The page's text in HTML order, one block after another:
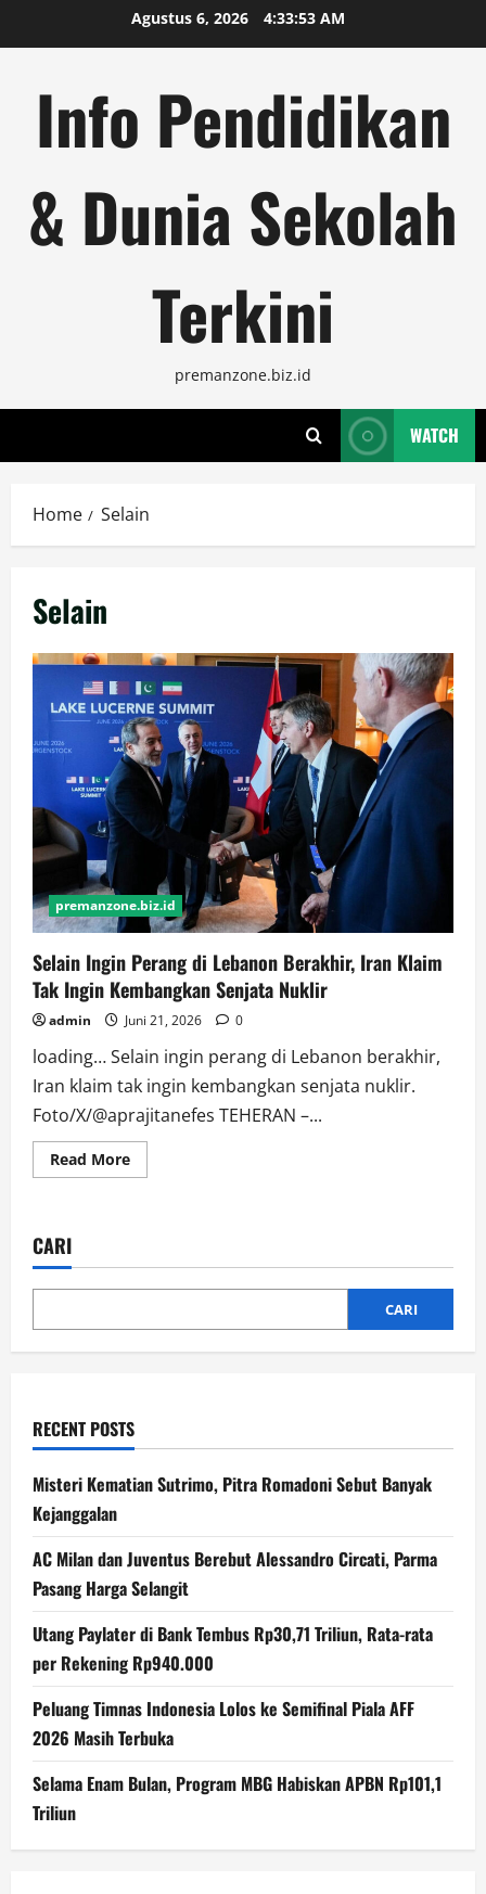
to
Agustus 6, 2026 4:33:53 AM
Info Pendidikan
& Dunia Sekolah
Terkini
premanzone.biz.id
WATCH
Home Selain
Selain
premanzone.biz.id
Selain Ingin Perang di Lebanon Berakhir, Iran Klaim
Tak Ingin Kembangkan Senjata Nuklir
admin Juni 21, 2026 0
loading… Selain ingin perang di Lebanon berakhir,
Iran klaim tak ingin kembangkan senjata nuklir.
Foto/X/@aprajitanefes TEHERAN –...
Read MoreRead
more
Lebanon
Iran
Tak
Kembangkan
CARI
CARI
RECENT POSTS
Misteri Kematian Sutrimo, Pitra Romadoni Sebut Banyak
Kejanggalan
AC Milan dan Juventus Berebut Alessandro Circati, Parma
Pasang Harga Selangit
Utang Paylater di Bank Tembus Rp30,71 Triliun, Rata-rata
per Rekening Rp940.000
Peluang Timnas Indonesia Lolos ke Semifinal Piala AFF
2026 Masih Terbuka
Selama Enam Bulan, Program MBG Habiskan APBN Rp101,1
Triliun